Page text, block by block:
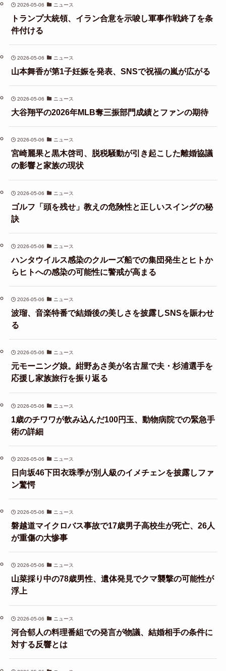
2026-05-06 ニュース
トランプ大統領、イラン合意を示唆し軍事作戦終了を条
件付ける
2026-05-06 ニュース
山本舞香が第1子妊娠を発表、SNSで祝福の嵐が広がる
2026-05-06 ニュース
大谷翔平の2026年MLB奪三振部門成績とファンの期待
2026-05-06 ニュース
宮崎麗果と黒木啓司、脱税騒動が引き起こした離婚協議
の影響と家族の現状
2026-05-06 ニュース
ゴルフ「頭を残せ」教えの危険性と正しいスイングの秘
訣
2026-05-06 ニュース
ハンタウイルス感染のクルーズ船での集団発生とヒトか
らヒトへの感染の可能性に警戒が高まる
2026-05-06 ニュース
波瑠、音楽特番で結婚後の美しさを披露しSNSを賑わせ
る
2026-05-06 ニュース
元モーニング娘。紺野あさ美が名古屋で夫・杉浦選手を
応援し家族旅行を振り返る
2026-05-06 ニュース
1歳のチワワが飲み込んだ100円玉、動物病院での緊急手
術の詳細
2026-05-06 ニュース
日向坂46下田衣珠季が別人級のイメチェンを披露しファ
ン驚愕
2026-05-06 ニュース
磐越道マイクロバス事故で17歳男子高校生が死亡、26人
が重傷の大惨事
2026-05-06 ニュース
山菜採り中の78歳男性、遺体発見でクマ襲撃の可能性が
浮上
2026-05-06 ニュース
河合郁人の料理番組での発言が物議、結婚相手の条件に
対する反響とは